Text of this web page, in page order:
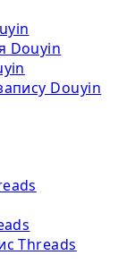
Douyin
Douyin
Threads